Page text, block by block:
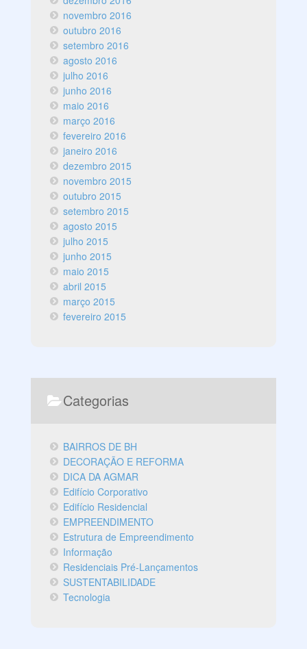
novembro 2016
outubro 2016
setembro 2016
agosto 2016
julho 2016
junho 2016
maio 2016
março 2016
fevereiro 2016
janeiro 2016
dezembro 2015
novembro 2015
outubro 2015
setembro 2015
agosto 2015
julho 2015
junho 2015
maio 2015
abril 2015
março 2015
fevereiro 2015
Categorias
BAIRROS DE BH
DECORAÇÃO E REFORMA
DICA DA AGMAR
Edifício Corporativo
Edifício Residencial
EMPREENDIMENTO
Estrutura de Empreendimento
Informação
Residenciais Pré-Lançamentos
SUSTENTABILIDADE
Tecnologia